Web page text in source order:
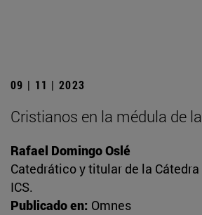
09 | 11 | 2023
Cristianos en la médula de
Rafael Domingo Oslé
Catedrático y titular de la Cátedra
ICS.
Publicado en: Omnes